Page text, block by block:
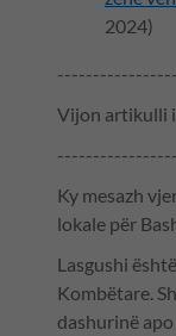
2024)
Vijon artikulli
Ky mesazh
lokale për
Lasgushi
Kombëtare.
dashurinë